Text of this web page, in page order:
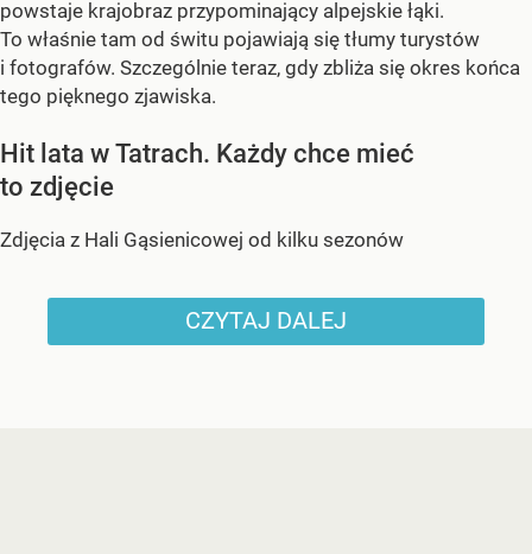
powstaje krajobraz przypominający alpejskie łąki.
To właśnie tam od świtu pojawiają się tłumy turystów
i fotografów. Szczególnie teraz, gdy zbliża się okres końca
tego pięknego zjawiska.
Hit lata w Tatrach. Każdy chce mieć
to zdjęcie
Zdjęcia z Hali Gąsienicowej od kilku sezonów
CZYTAJ DALEJ